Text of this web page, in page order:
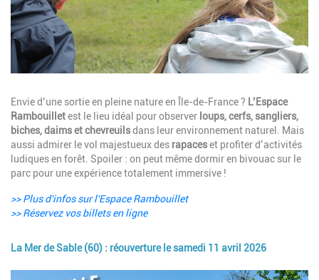
Description
Envie d’une sortie en pleine nature en Île-de-France ? L’Espace
Rambouilletest le lieu idéal pour observer loups, cerfs, sangliers,
biches, daims et chevreuilsdans leur environnement naturel. Mais
aussi admirer le vol majestueux des rapaceset profiter d’activités
ludiques en forêt. Spoiler : on peut même dormir en bivouac sur le
parc pour une expérience totalement immersive !
>> Plus d'infos sur l'Espace Rambouillet
>> Réservez vos billets en ligne
La Mer de Sable (60) : réouverture le samedi 11 avril 2026